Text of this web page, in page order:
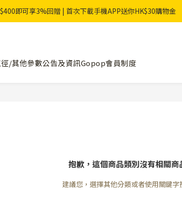
即可享3%回贈 | 首次下載手機APP送你HK$30購物金
/其他參數公告及資訊Gopop會員制度
抱歉，這個商品類別沒有相關商
建議您，選擇其他分類或者使用關鍵字